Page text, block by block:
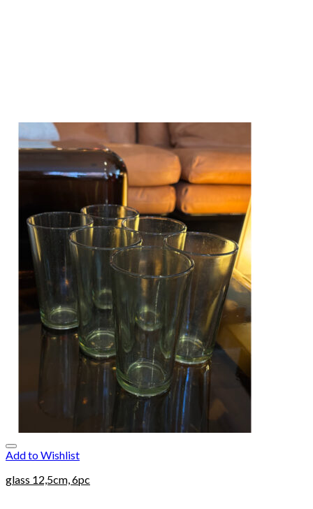
Add to Wishlist
glass 12,5cm, 6pc